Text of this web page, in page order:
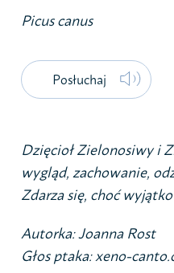
Picus canus
Posłuchaj
Dzięcioł Zielonosiwy i
wygląd, zachowanie,
Zdarza się, choć
Autorka: Joanna Rost
Głos ptaka: xeno-